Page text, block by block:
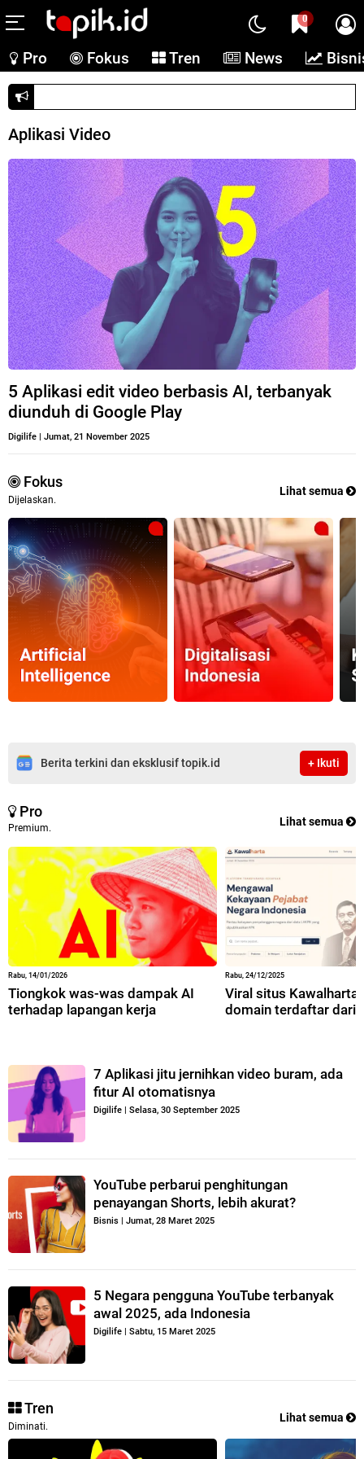
0
Pro Fokus Tren News
Aplikasi Video
5 Aplikasi edit video berbasis AI, terbanyak
diunduh di Google Play
Digilife | Jumat, 21 November 2025
Fokus
Dijelaskan.
Lihat semua
Berita terkini dan eksklusif topik.id + Ikuti
Pro
Premium. Lihat semua
Rabu, 14/01/2026
Tiongkok was-was dampak AI
terhadap lapangan kerja
Rabu, 24/12/2025
Viral situs
domain terdaftar dari
7 Aplikasi jitu jernihkan video buram, ada
fitur AI otomatisnya
Digilife | Selasa, 30 September 2025
YouTube perbarui penghitungan
penayangan Shorts, lebih akurat?
Bisnis | Jumat, 28 Maret 2025
5 Negara pengguna YouTube terbanyak
awal 2025, ada Indonesia
Digilife | Sabtu, 15 Maret 2025
Tren
Diminati.
Lihat semua